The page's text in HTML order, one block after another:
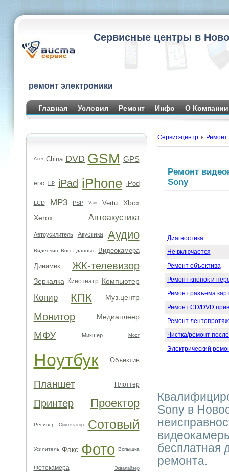
Сервисные центры в
ремонт электроники
Главная Условия Ремонт Инфо О Компании
Acer China DVD GSM GPS
HDD HP iPad iPhone iPod
LCD MP3 PSP Vaio Vertu
Xbox
Xerox
Автоакустика
Автоусилитель Акустика Аудио
Видеочип Восст.данных
Видеокамера
Динамик
ЖК-телевизор
Зеркалка Кинотеатр Компьютер
Копир КПК Муз.центр
Монитор Медиаплеер
МФУ Микшер Мост
Ноутбук Объектив
Планшет Плоттер
Принтер Проектор
Ресивер Синтезатор Сотовый
Усилитель Факс Фото Вспышка
Фотокамера Эквалайзер
Сервис-центр Ремонт
Ремонт
Sony
Диагностика
Не включается
Ремонт объектива
Ремонт кнопок и
Ремонт разъема
Ремонт CD/DVD
Ремонт
Чистка/ремонт
Электрический
Sony в
бесплатная
ремонта.